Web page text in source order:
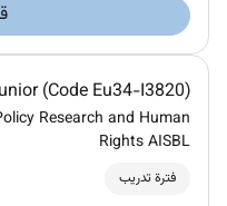
(Code Eu34-I3820)
Research and Human
Rights AISBL
فترة تدريب